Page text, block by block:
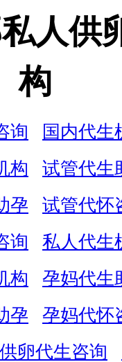
人供
构
询 国内代生
构 试管代生
孕 试管代怀
询 私人代生
构 孕妈代生
孕 孕妈代怀
卵代生咨询